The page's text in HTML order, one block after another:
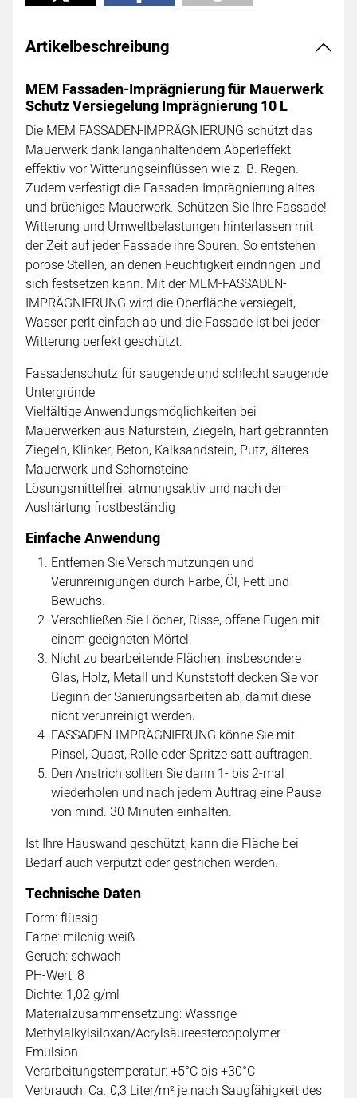
Artikelbeschreibung
MEM Fassaden-Imprägnierung für Mauerwerk
Schutz Versiegelung Imprägnierung 10 L
Die MEM FASSADEN-IMPRÄGNIERUNG schützt das
Mauerwerk dank langanhaltendem Abperleffekt
effektiv vor Witterungseinflüssen wie z. B. Regen.
Zudem verfestigt die Fassaden-Imprägnierung altes
und brüchiges Mauerwerk. Schützen Sie Ihre Fassade!
Witterung und Umweltbelastungen hinterlassen mit
der Zeit auf jeder Fassade ihre Spuren. So entstehen
poröse Stellen, an denen Feuchtigkeit eindringen und
sich festsetzen kann. Mit der MEM-FASSADEN-
IMPRÄGNIERUNG wird die Oberfläche versiegelt,
Wasser perlt einfach ab und die Fassade ist bei jeder
Witterung perfekt geschützt.
Fassadenschutz für saugende und schlecht saugende
Untergründe
Vielfältige Anwendungsmöglichkeiten bei
Mauerwerken aus Naturstein, Ziegeln, hart gebrannten
Ziegeln, Klinker, Beton, Kalksandstein, Putz, älteres
Mauerwerk und Schornsteine
Lösungsmittelfrei, atmungsaktiv und nach der
Aushärtung frostbeständig
Einfache Anwendung
Entfernen Sie Verschmutzungen und
Verunreinigungen durch Farbe, Öl, Fett und
Bewuchs.
Verschließen Sie Löcher, Risse, offene Fugen mit
einem geeigneten Mörtel.
Nicht zu bearbeitende Flächen, insbesondere
Glas, Holz, Metall und Kunststoff decken Sie vor
Beginn der Sanierungsarbeiten ab, damit diese
nicht verunreinigt werden.
FASSADEN-IMPRÄGNIERUNG könne Sie mit
Pinsel, Quast, Rolle oder Spritze satt auftragen.
Den Anstrich sollten Sie dann 1- bis 2-mal
wiederholen und nach jedem Auftrag eine Pause
von mind. 30 Minuten einhalten.
Ist Ihre Hauswand geschützt, kann die Fläche bei
Bedarf auch verputzt oder gestrichen werden.
Technische Daten
Form: flüssig
Farbe: milchig-weiß
Geruch: schwach
PH-Wert: 8
Dichte: 1,02 g/ml
Materialzusammensetzung: Wässrige
Methylalkylsiloxan/Acrylsäureestercopolymer-
Emulsion
Verarbeitungstemperatur: +5°C bis +30°C
Verbrauch: Ca. 0,3 Liter/m² je nach Saugfähigkeit des